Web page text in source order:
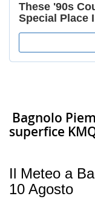
Bagnolo
superfice
Il Meteo a
10 Agosto